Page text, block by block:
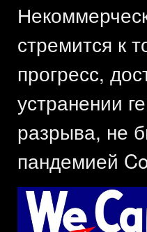
стремится к
прогресс,
устранении
разрыва, не
пандемией